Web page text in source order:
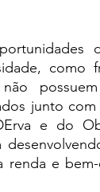
como
junto
e do
e bem-